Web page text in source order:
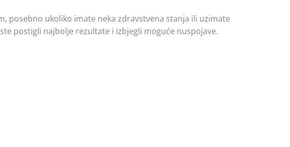
posebno ukoliko imate neka zdravstvena stanja ili uzimate
postigli najbolje rezultate i izbjegli moguće nuspojave.